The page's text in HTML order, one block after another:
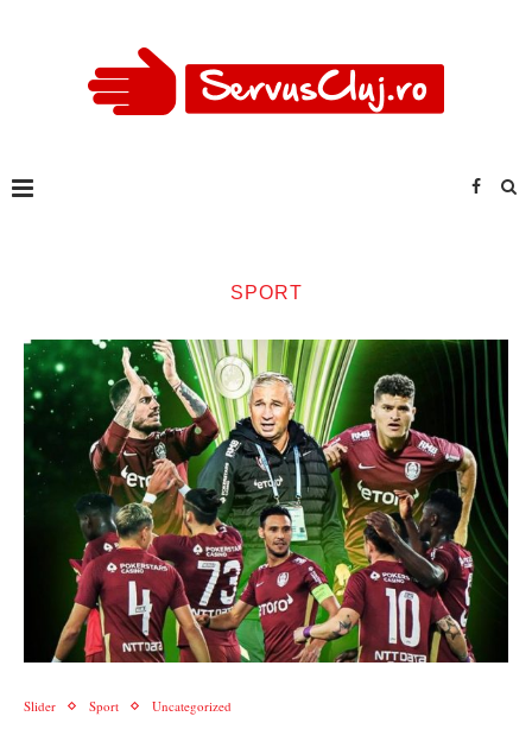
SPORT
Slider Sport Uncategorized